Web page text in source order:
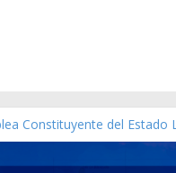
Constituyente del Estado